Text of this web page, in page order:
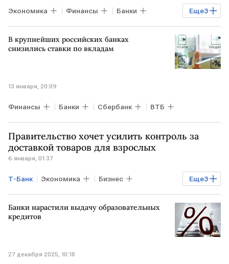
Еще3
Экономика Финансы Банки
Сбербанк ВТБ РОССИЯ
В крупнейших российских банках
снизились ставки по вкладам
13 января, 20:09
Финансы Банки Сбербанк ВТБ
Правительство хочет усилить контроль за
доставкой товаров для взрослых
6 января, 01:37
Еще3
Т-Банк Экономика Бизнес
РОССИЯ РФ Минцифры
Магнит
Банки нарастили выдачу образовательных
кредитов
27 декабря 2025, 10:18